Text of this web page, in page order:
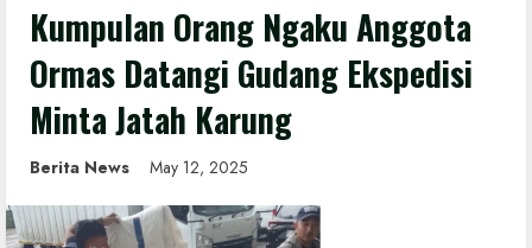
Kumpulan Orang Ngaku Anggota
Ormas Datangi Gudang Ekspedisi
Minta Jatah Karung
Berita News May 12, 2025